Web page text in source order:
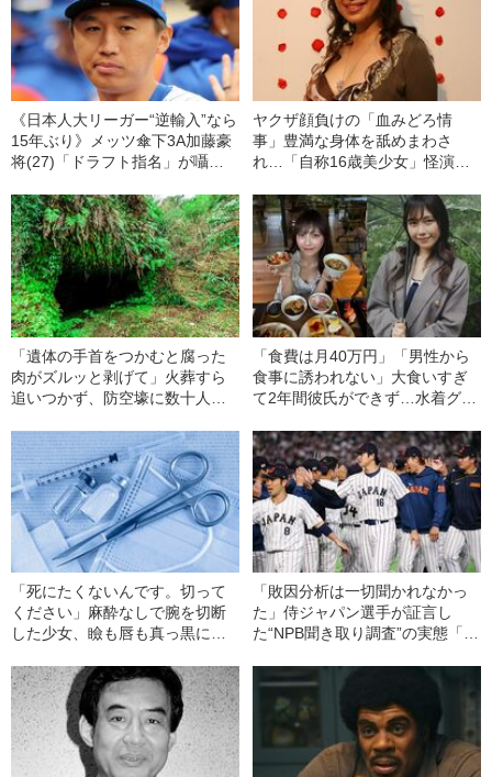
《日本人大リーガー“逆輸入”なら
15年ぶり》メッツ傘下3A加藤豪
将(27)「ドラフト指名」が囁か
え!?【日ハム、阪神も興味か】
ヤクザ顔負けの「血みどろ情
事」豊満な身体を舐めまわさ
れ…「自称16歳美少女」怪演
ぎる“熟れ方”
「遺体の手首をつかむと腐った
肉がズルッと剥げて」火葬すら
追いつかず、防空壕に数十人
た少年兵が明かした“過酷すぎる
任務”とは
「食費は月40万円」「男性から
食事に誘われない」大食いすぎ
て2年間彼氏ができず…水着グラ
女子（24）が語る、驚愕の食生
活
「死にたくないんです。切って
ください」麻酔なしで腕を切断
した少女、瞼も唇も真っ黒に腫
い」と息絶えた少年…原爆投下
直後に“広島の離島で起きていた
知られざる被害の実情
「敗因分析は一切聞かれなかっ
た」侍ジャパン選手が証言し
た“NPB聞き取り調査”の実態「選